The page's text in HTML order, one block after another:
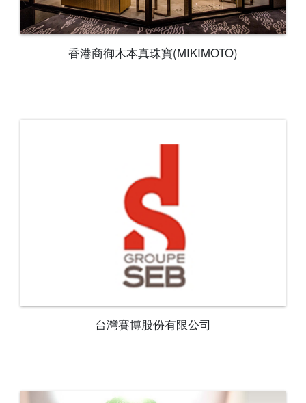
香港商御木本真珠寶(MIKIMOTO)
台灣賽博股份有限公司